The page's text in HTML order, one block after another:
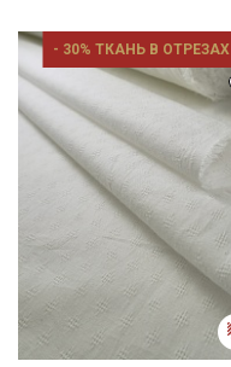
- 30% ТКАНЬ В ОТРЕЗАХ